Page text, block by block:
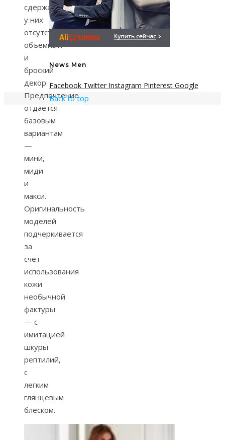
сдержанно,
у них
отсутствует
объемный
и
броский
декор.
Предпочтение
отдается
базовым
вариантам
—
мини,
миди
и
макси.
Оригинальность
моделей
подчеркивается
за
счет
использования
кожи
необычной
фактуры
— с
имитацией
шкуры
рептилий,
с
легким
глянцевым
блеском.
News Men
Facebook Twitter Instagram Pinterest Google
Back to top